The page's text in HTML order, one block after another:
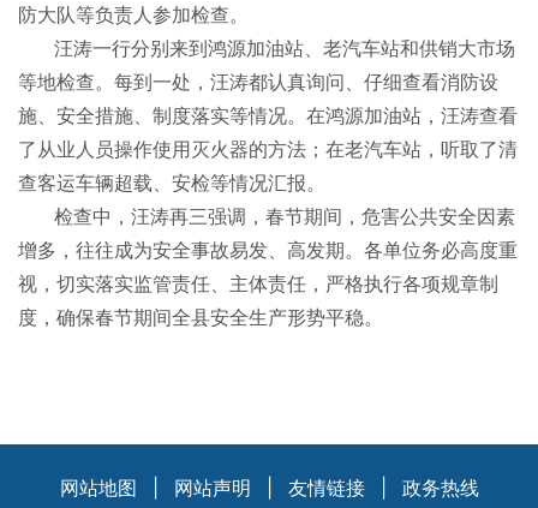
防大队等负责人参加检查。
汪涛一行分别来到鸿源加油站、老汽车站和供销大市场
等地检查。每到一处，汪涛都认真询问、仔细查看消防设
施、安全措施、制度落实等情况。在鸿源加油站，汪涛查看
了从业人员操作使用灭火器的方法；在老汽车站，听取了清
查客运车辆超载、安检等情况汇报。
检查中，汪涛再三强调，春节期间，危害公共安全因素
增多，往往成为安全事故易发、高发期。各单位务必高度重
视，切实落实监管责任、主体责任，严格执行各项规章制
度，确保春节期间全县安全生产形势平稳。
网站地图 网站声明 友情链接 政务热线